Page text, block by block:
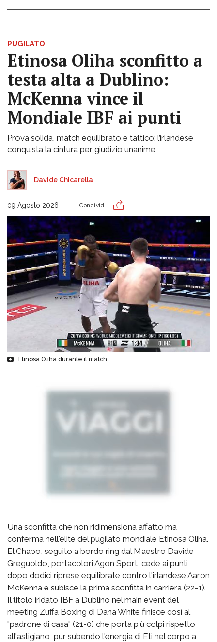
PUGILATO
Etinosa Oliha sconfitto a
testa alta a Dublino:
McKenna vince il
Mondiale IBF ai punti
Prova solida, match equilibrato e tattico: l’irlandese
conquista la cintura per giudizio unanime
Davide Chicarella
09 Agosto 2026 Condividi
Etinosa Oliha durante il match
Una sconfitta che non ridimensiona affatto ma
conferma nell'élite del pugilato mondiale Etinosa Oliha.
El Chapo, seguito a bordo ring dal Maestro Davide
Greguoldo, portacolori Agon Sport, cede ai punti
dopo dodici riprese equilibrate contro l'irlandese Aaron
McKenna e subisce la prima sconfitta in carriera (22-1).
Il titolo iridato IBF a Dublino nel main event del
meeting Zuffa Boxing di Dana White finisce così al
"padrone di casa" (21-0) che porta più colpi rispetto
all'astigiano, pur subendo l'energia di Eti nel corpo a